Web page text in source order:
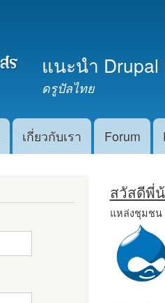
แนะนำ Drupal
ดรูปัลไทย
เกี่ยวกับเรา Forum
สวัสดีพี่
แหล่งชุมชน